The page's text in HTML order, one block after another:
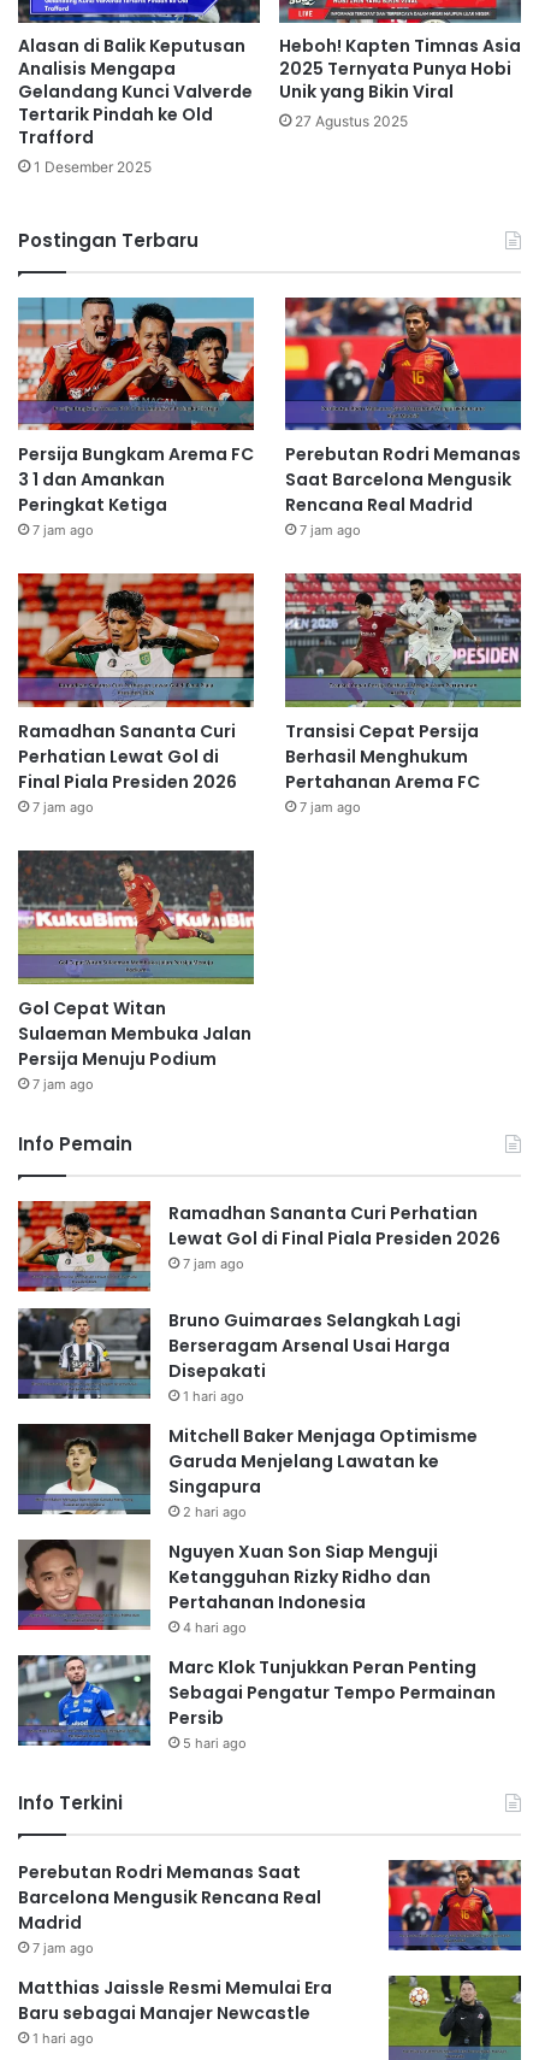
Alasan di Balik Keputusan
Analisis Mengapa
Gelandang Kunci Valverde
Tertarik Pindah ke Old
Trafford
1 Desember 2025
Heboh! Kapten Timnas Asia
2025 Ternyata Punya Hobi
Unik yang Bikin Viral
27 Agustus 2025
Postingan Terbaru
Persija Bungkam Arema FC
3 1 dan Amankan
Peringkat Ketiga
7 jam ago
Perebutan Rodri Memanas
Saat Barcelona Mengusik
Rencana Real Madrid
7 jam ago
Ramadhan Sananta Curi
Perhatian Lewat Gol di
Final Piala Presiden 2026
7 jam ago
Transisi Cepat Persija
Berhasil Menghukum
Pertahanan Arema FC
7 jam ago
Gol Cepat Witan
Sulaeman Membuka Jalan
Persija Menuju Podium
7 jam ago
Info Pemain
Ramadhan Sananta Curi Perhatian
Lewat Gol di Final Piala Presiden 2026
7 jam ago
Bruno Guimaraes Selangkah Lagi
Berseragam Arsenal Usai Harga
Disepakati
1 hari ago
Mitchell Baker Menjaga Optimisme
Garuda Menjelang Lawatan ke
Singapura
2 hari ago
Nguyen Xuan Son Siap Menguji
Ketangguhan Rizky Ridho dan
Pertahanan Indonesia
4 hari ago
Marc Klok Tunjukkan Peran Penting
Sebagai Pengatur Tempo Permainan
Persib
5 hari ago
Info Terkini
Perebutan Rodri Memanas Saat
Barcelona Mengusik Rencana Real
Madrid
7 jam ago
Matthias Jaissle Resmi Memulai Era
Baru sebagai Manajer Newcastle
1 hari ago